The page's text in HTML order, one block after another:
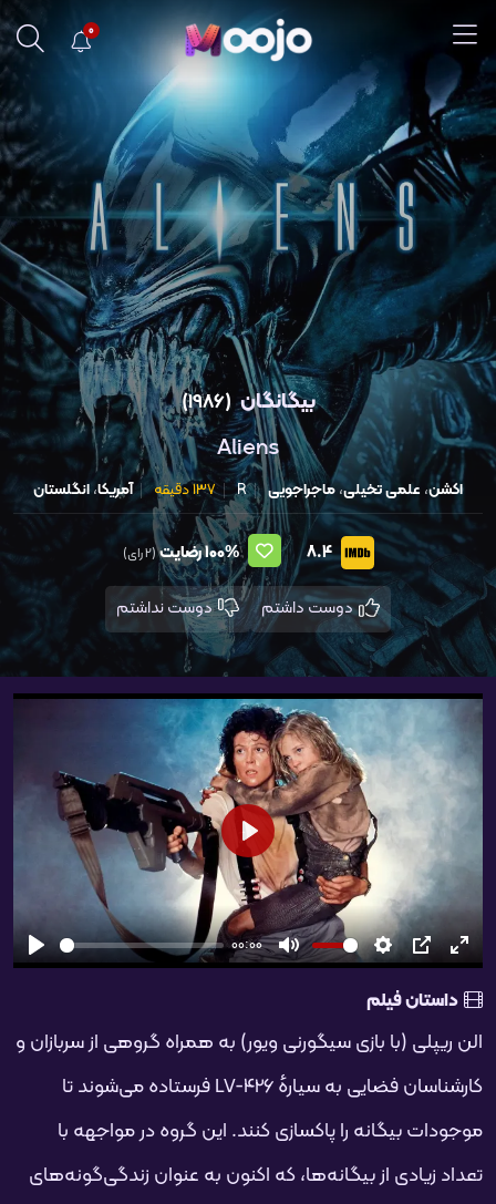
0
بیگانگان (1986)
Aliens
اکشن، علمی تخیلی،ماجراجویی R 137 دقیقه آمریکا،انگلستان
8.4
100%رضایت(2 رای)
دوست داشتم دوست نداشتم
شروع
00:00
بی‌صدا تنظیمات
PIP تمام
شروع
داستان فیلم
الن ریپلی (با بازی سیگورنی ویور) به همراه گروهی از سربازان و
کارشناسان فضایی به سیارهٔ LV-426 فرستاده می‌شوند تا
موجودات بیگانه را پاکسازی کنند. این گروه در مواجهه با
تعداد زیادی از بیگانه‌ها، که اکنون به عنوان زندگی‌گونه‌های